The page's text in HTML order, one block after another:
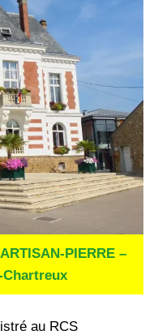
PIERRE –
au RCS